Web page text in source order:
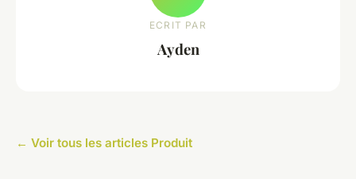
ECRIT PAR
Ayden
← Voir tous les articles Produit